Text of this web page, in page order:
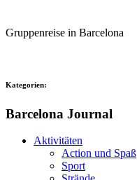
Gruppenreise in Barcelona
Kategorien:
Barcelona Journal
Aktivitäten
Action und Spaß
Sport